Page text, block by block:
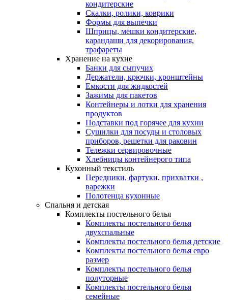
кондитерские
Скалки, ролики, коврики
Формы для выпечки
Шприцы, мешки кондитерские,
карандаши для декорирования,
трафареты
Хранение на кухне
Банки для сыпучих
Держатели, крючки, кронштейны
Емкости для жидкостей
Зажимы для пакетов
Контейнеры и лотки для хранения
продуктов
Подставки под горячее для кухни
Сушилки для посуды и столовых
приборов, решетки для раковин
Тележки сервировочные
Хлебницы контейнерого типа
Кухонный текстиль
Передники, фартуки, прихватки ,
варежки
Полотенца кухонные
Спальня и детская
Комплекты постельного белья
Комплекты постельного белья
двухспальные
Комплекты постельного белья детские
Комплекты постельного белья евро
размер
Комплекты постельного белья
полуторные
Комплекты постельного белья
семейные